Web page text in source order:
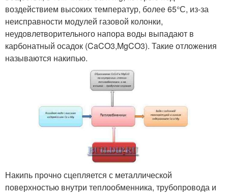
воздействием высоких температур, более 65°С, из-за
неисправности модулей газовой колонки,
неудовлетворительного напора воды выпадают в
карбонатный осадок (CaCO3,MgCO3). Такие отложения
называются накипью.
Накипь прочно сцепляется с металлической
поверхностью внутри теплообменника, трубопровода и